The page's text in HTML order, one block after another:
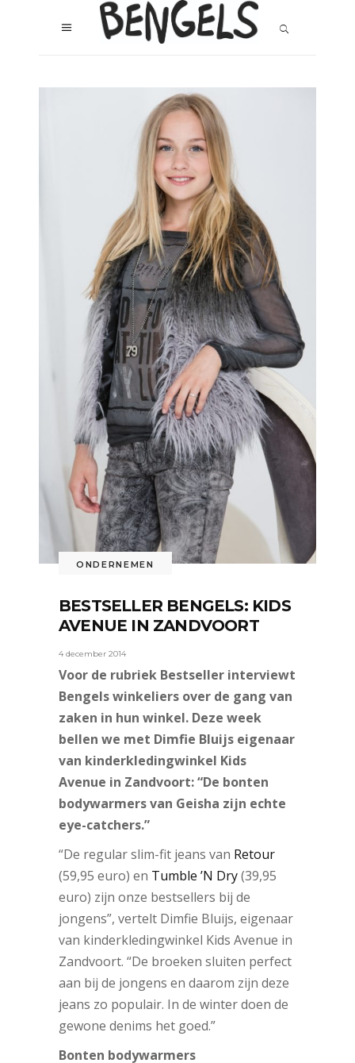
ONDERNEMEN
BESTSELLER BENGELS: KIDS
AVENUE IN ZANDVOORT
4 december 2014
Voor de rubriek Bestseller interviewt
Bengels winkeliers over de gang van
zaken in hun winkel. Deze week
bellen we met Dimfie Bluijs eigenaar
van kinderkledingwinkel Kids
Avenue in Zandvoort: “De bonten
bodywarmers van Geisha zijn echte
eye-catchers.”
“De regular slim-fit jeans van Retour
(59,95 euro) en Tumble ’N Dry(39,95
euro) zijn onze bestsellers bij de
jongens”, vertelt Dimfie Bluijs, eigenaar
van kinderkledingwinkel Kids Avenue in
Zandvoort. “De broeken sluiten perfect
aan bij de jongens en daarom zijn deze
jeans zo populair. In de winter doen de
gewone denims het goed.”
Bonten bodywarmers